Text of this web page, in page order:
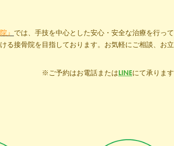
』 では、手技を中心とした安心・安全な治療を行って
る接骨院を目指しております。お気軽にご相談、お立
※ご予約はお電話またはLINEにて承ります